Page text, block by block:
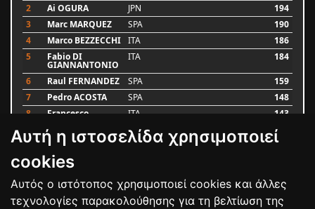
Αυτή η ιστοσελίδα χρησιμοποιεί
cookies
Αυτός ο ιστότοπος χρησιμοποιεί cookies και άλλες
τεχνολογίες παρακολούθησης για τη βελτίωση της
2
Ai OGURA JPN
194
3
Marc MARQUEZ SPA
190
4
Marco BEZZECCHI ITA
186
5
Fabio DI
GIANNANTONIO
ITA 184
6 Raul FERNANDEZ SPA
159
7
Pedro ACOSTA SPA
148
8
Francesco ITA 143
9 Alex MARQUEZ SPA
Luca MARINI
Bαθμολογία